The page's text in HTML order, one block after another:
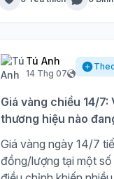
Tú Anh
14 Thg 07
Giá vàng chiều 14/
thương hiệu nào
Giá vàng ngày 14/7
đồng/lượng tại một